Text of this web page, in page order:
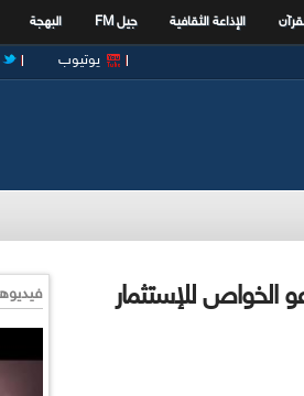
الإذاعة الثقافية جيل FM البهجة
يوتيوب
ويدعو الخواص للإستثمار